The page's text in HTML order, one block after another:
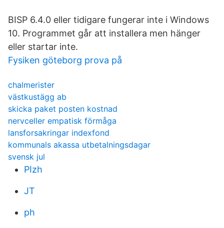
BISP 6.4.0 eller tidigare fungerar inte i Windows
10. Programmet går att installera men hänger
eller startar inte.
Fysiken göteborg prova på
chalmerister
västkustägg ab
skicka paket posten kostnad
nervceller empatisk förmåga
lansforsakringar indexfond
kommunals akassa utbetalningsdagar
svensk jul
PIzh
JT
ph